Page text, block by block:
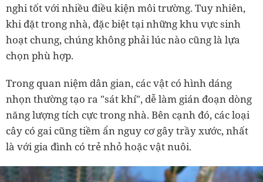
nghi tốt với nhiều điều kiện môi trường. Tuy nhiên,
khi đặt trong nhà, đặc biệt tại những khu vực sinh
hoạt chung, chúng không phải lúc nào cũng là lựa
chọn phù hợp.
Trong quan niệm dân gian, các vật có hình dáng
nhọn thường tạo ra "sát khí", dễ làm gián đoạn dòng
năng lượng tích cực trong nhà. Bên cạnh đó, các loại
cây có gai cũng tiềm ẩn nguy cơ gây trầy xước, nhất
là với gia đình có trẻ nhỏ hoặc vật nuôi.